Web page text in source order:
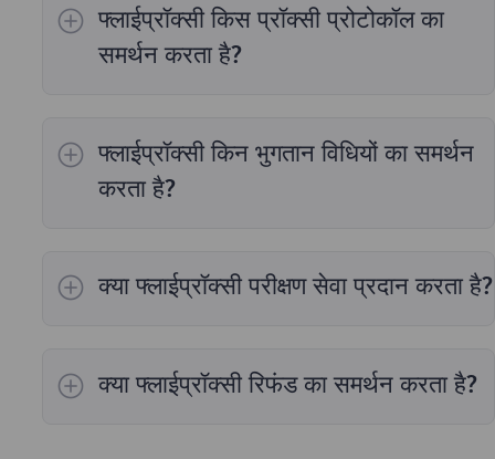
फ्लाईप्रॉक्सी किस प्रॉक्सी प्रोटोकॉल का
समर्थन करता है?
फ्लाईप्रॉक्सी किन भुगतान विधियों का समर्थन
करता है?
ग्राहक सेवा दल.
क्या फ्लाईप्रॉक्सी परीक्षण सेवा प्रदान करता है?
क्या फ्लाईप्रॉक्सी रिफंड का समर्थन करता है?